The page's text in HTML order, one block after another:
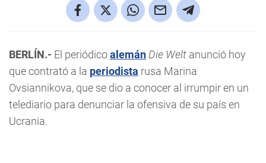
BERLÍN.- El periódicoalemán Die Welt anunció hoy
que contrató a la periodista rusa Marina
Ovsiannikova, que se dio a conocer al irrumpir en un
telediario para denunciar la ofensiva de su país en
Ucrania.